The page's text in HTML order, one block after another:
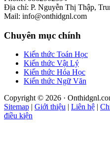
Địa chỉ: P. Nguyễn Thị Thập,
Mail: info@onthidgnl.com
Chuyên mục chính
Kiến thức Toán Học
Kiến thức Vật Lý
Kiến thức Hóa Học
Kiến thức Ngữ Văn
Copyright © 2026 ·
Sitemap | Giới thiệu | Liên hệ |
điều kiện